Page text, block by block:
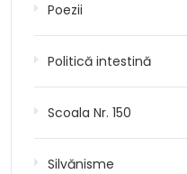
Poezii
Politică intestină
Scoala Nr. 150
Silvănisme